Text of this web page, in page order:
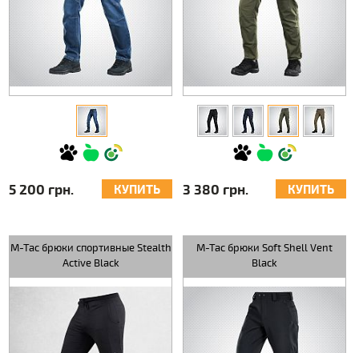
5 200 грн. КУПИТЬ 3 380 грн. КУПИТЬ
M-Tac брюки спортивные Stealth
Active Black
M-Tac брюки Soft Shell Vent
Black